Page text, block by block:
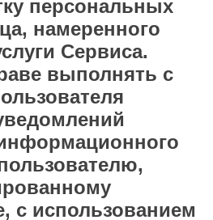
персональных
намеренного
Сервиса.
выполнять с
с использованием